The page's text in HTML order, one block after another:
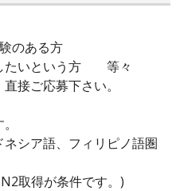
のある方
たいという方 等々
接ご応募下さい。
シア語、フィリピノ語圏
取得が条件です。)